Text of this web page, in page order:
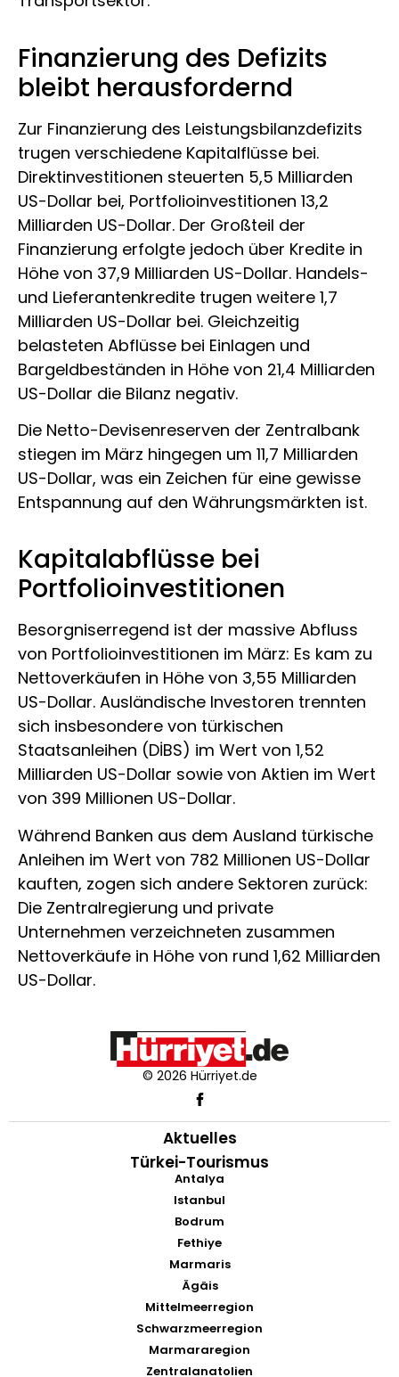
Finanzierung des Defizits
bleibt herausfordernd
Zur Finanzierung des Leistungsbilanzdefizits
trugen verschiedene Kapitalflüsse bei.
Direktinvestitionen steuerten 5,5 Milliarden
US-Dollar bei, Portfolioinvestitionen 13,2
Milliarden US-Dollar. Der Großteil der
Finanzierung erfolgte jedoch über Kredite in
Höhe von 37,9 Milliarden US-Dollar. Handels-
und Lieferantenkredite trugen weitere 1,7
Milliarden US-Dollar bei. Gleichzeitig
belasteten Abflüsse bei Einlagen und
Bargeldbeständen in Höhe von 21,4 Milliarden
US-Dollar die Bilanz negativ.
Die Netto-Devisenreserven der Zentralbank
stiegen im März hingegen um 11,7 Milliarden
US-Dollar, was ein Zeichen für eine gewisse
Entspannung auf den Währungsmärkten ist.
Kapitalabflüsse bei
Portfolioinvestitionen
Besorgniserregend ist der massive Abfluss
von Portfolioinvestitionen im März: Es kam zu
Nettoverkäufen in Höhe von 3,55 Milliarden
US-Dollar. Ausländische Investoren trennten
sich insbesondere von türkischen
Staatsanleihen (DİBS) im Wert von 1,52
Milliarden US-Dollar sowie von Aktien im Wert
von 399 Millionen US-Dollar.
Während Banken aus dem Ausland türkische
Anleihen im Wert von 782 Millionen US-Dollar
kauften, zogen sich andere Sektoren zurück:
Die Zentralregierung und private
Unternehmen verzeichneten zusammen
Nettoverkäufe in Höhe von rund 1,62 Milliarden
US-Dollar.
© 2026 Hürriyet.de
Aktuelles
Türkei-Tourismus
Antalya
Istanbul
Bodrum
Fethiye
Marmaris
Ägäis
Mittelmeerregion
Schwarzmeerregion
Marmararegion
Zentralanatolien